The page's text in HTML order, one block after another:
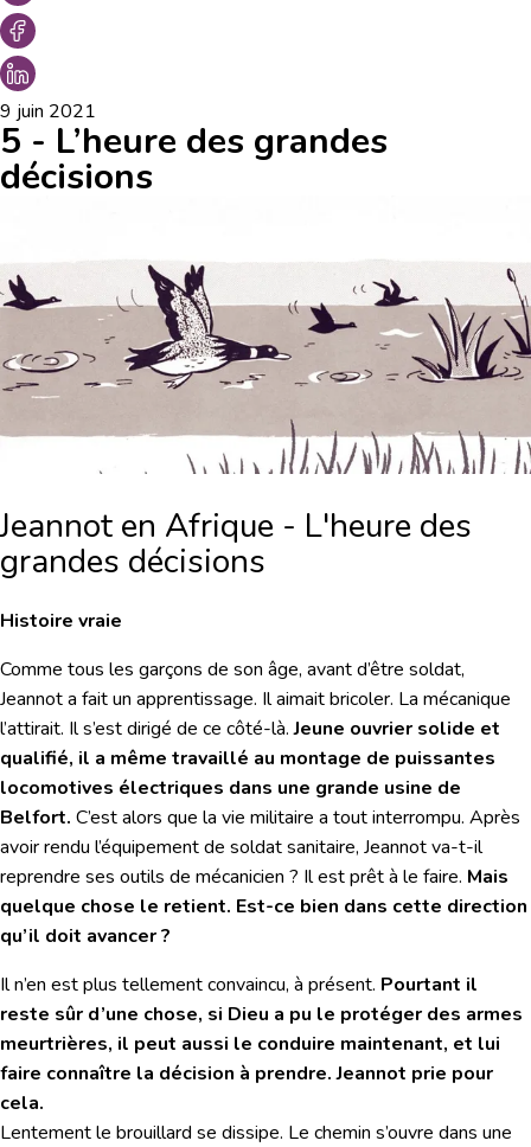
9 juin 2021
5 - L’heure des grandes
décisions
Jeannot en Afrique - L'heure des
grandes décisions
Histoire vraie
Comme tous les garçons de son âge, avant d’être soldat,
Jeannot a fait un apprentissage. Il aimait bricoler. La mécanique
l’attirait. Il s’est dirigé de ce côté-là.Jeune ouvrier solide et
qualifié, il a même travaillé au montage de puissantes
locomotives électriques dans une grande usine de
Belfort. C’est alors que la vie militaire a tout interrompu. Après
avoir rendu l’équipement de soldat sanitaire, Jeannot va-t-il
reprendre ses outils de mécanicien ? Il est prêt à le faire. Mais
quelque chose le retient. Est-ce bien dans cette direction
qu’il doit avancer ?
Il n’en est plus tellement convaincu, à présent. Pourtant il
reste sûr d’une chose, si Dieu a pu le protéger des armes
meurtrières, il peut aussi le conduire maintenant, et lui
faire connaître la décision à prendre. Jeannot prie pour
cela.
Lentement le brouillard se dissipe. Le chemin s’ouvre dans une